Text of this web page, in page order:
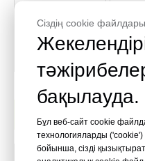
үлгілерді
жасайды.
Сіздің cookie
бақылауда.
Бұл веб-сайт cookie
технологияларды ('cookie')
бойынша, сізді